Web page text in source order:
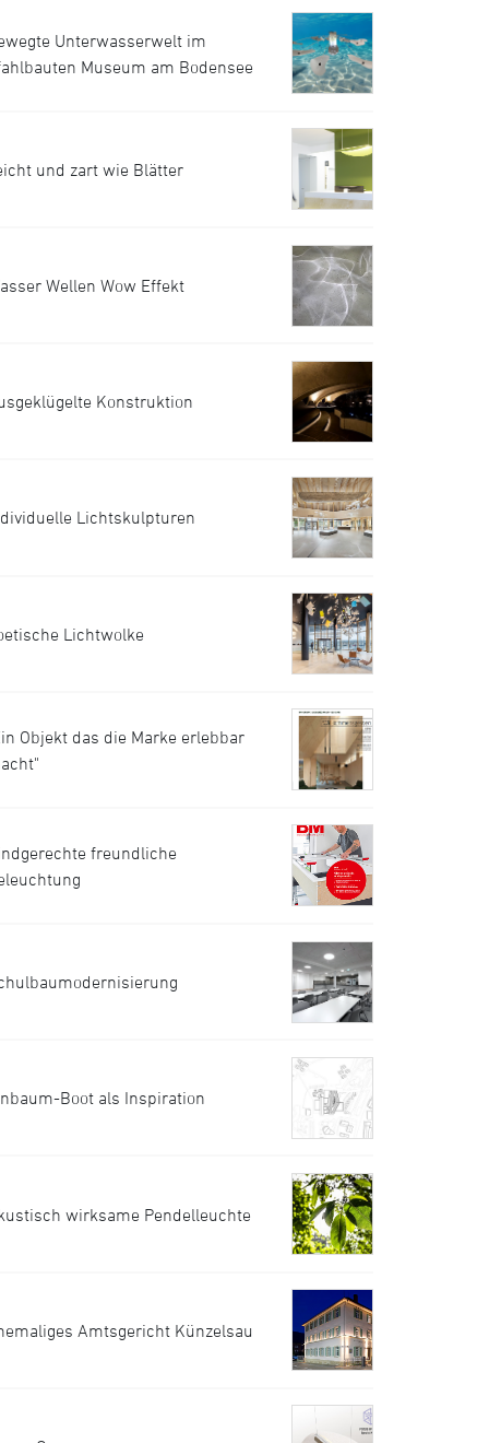
Unterwasserwelt im
Museum am Bodensee
und zart wie Blätter
Wellen Wow Effekt
Konstruktion
Lichtskulpturen
Lichtwolke
Objekt das die Marke erlebbar
freundliche
Boot als Inspiration
wirksame Pendelleuchte
Amtsgericht Künzelsau